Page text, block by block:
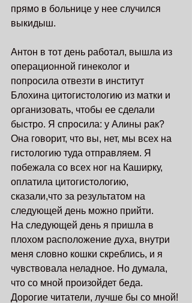
прямо в больнице у нее случился
выкидыш.
Антон в тот день работал, вышла из
операционной гинеколог и
попросила отвезти в институт
Блохина цитогистологию из матки и
организовать, чтобы ее сделали
быстро. Я спросила: у Алины рак?
Она говорит, что вы, нет, мы всех на
гистологию туда отправляем. Я
побежала со всех ног на Каширку,
оплатила цитогистологию,
сказали,что за результатом на
следующей день можно прийти.
На следующей день я пришла в
плохом расположение духа, внутри
меня словно кошки скреблись, и я
чувствовала неладное. Но думала,
что со мной произойдет беда.
Дорогие читатели, лучше бы со мной!